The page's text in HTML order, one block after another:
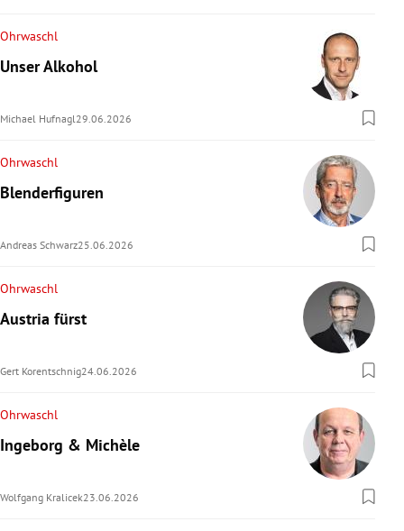
Ohrwaschl
Unser Alkohol
Michael Hufnagl 29.06.2026
Ohrwaschl
Blenderfiguren
Andreas Schwarz25.06.2026
Ohrwaschl
Austria fürst
Gert Korentschnig24.06.2026
Ohrwaschl
Ingeborg & Michèle
Wolfgang Kralicek23.06.2026